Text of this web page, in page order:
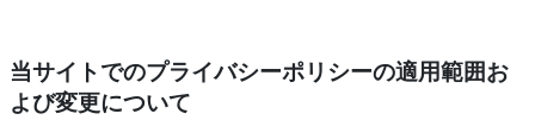
当サイトでのプライバシーポリシーの適用範囲お
よび変更について